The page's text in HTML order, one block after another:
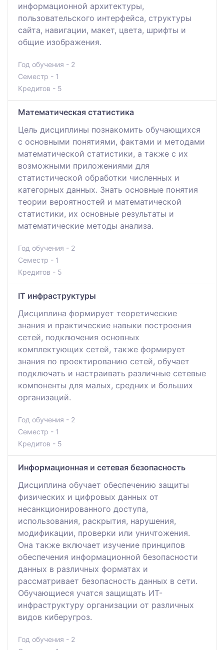
информационной архитектуры,
пользовательского интерфейса, структуры
сайта, навигации, макет, цвета, шрифты и
общие изображения.
Год обучения - 2
Семестр - 1
Кредитов - 5
Математическая статистика
Цель дисциплины познакомить обучающихся
с основными понятиями, фактами и методами
математической статистики, а также с их
возможными приложениями для
статистической обработки численных и
категорных данных. Знать основные понятия
теории вероятностей и математической
статистики, их основные результаты и
математические методы анализа.
Год обучения - 2
Семестр - 1
Кредитов - 5
IT инфраструктуры
Дисциплина формирует теоретические
знания и практические навыки построения
сетей, подключения основных
комплектующих сетей, также формирует
знания по проектированию сетей, обучает
подключать и настраивать различные сетевые
компоненты для малых, средних и больших
организаций.
Год обучения - 2
Семестр - 1
Кредитов - 5
Информационная и сетевая безопасность
Дисциплина обучает обеспечению защиты
физических и цифровых данных от
несанкционированного доступа,
использования, раскрытия, нарушения,
модификации, проверки или уничтожения.
Она также включает изучение принципов
обеспечения информационной безопасности
данных в различных форматах и
рассматривает безопасность данных в сети.
Обучающиеся учатся защищать ИТ-
инфраструктуру организации от различных
видов киберугроз.
Год обучения - 2